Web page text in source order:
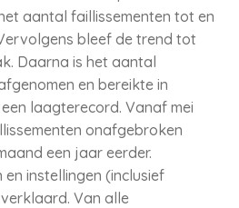
aantal faillissementen tot en
bleef de trend tot
Daarna is het aantal
en bereikte in
laagterecord. Vanaf mei
onafgebroken
een jaar eerder.
en instellingen (inclusief
Van alle